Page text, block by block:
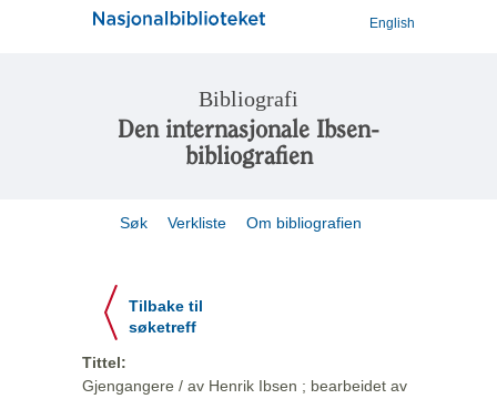
English
Bibliografi
Den internasjonale Ibsen-
bibliografien
Søk Verkliste Om bibliografien
Tilbake til
søketreff
Tittel:
Gjengangere / av Henrik Ibsen ; bearbeidet av